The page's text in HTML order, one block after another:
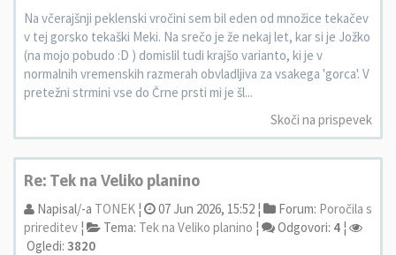
Na včerajšnji peklenski vročini sem bil eden od množice tekačev
v tej gorsko tekaški Meki. Na srečo je že nekaj let, kar si je Jožko
(na mojo pobudo :D ) domislil tudi krajšo varianto, ki je v
normalnih vremenskih razmerah obvladljiva za vsakega 'gorca'. V
pretežni strmini vse do Črne prsti mi je šl...
Skoči na prispevek
Re: Tek na Veliko planino
Napisal/-a TONEK ¦ 07 Jun 2026, 15:52 ¦ Forum: Poročila s
prireditev ¦ Tema: Tek na Veliko planino ¦ Odgovori: 4 ¦
Ogledi: 3820